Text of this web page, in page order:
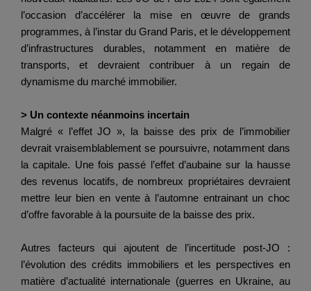
l’occasion d’accélérer la mise en œuvre de grands
programmes, à l’instar du Grand Paris, et le développement
d’infrastructures durables, notamment en matière de
transports, et devraient contribuer à un regain de
dynamisme du marché immobilier.
> Un contexte néanmoins incertain
Malgré « l’effet JO », la baisse des prix de l’immobilier
devrait vraisemblablement se poursuivre, notamment dans
la capitale. Une fois passé l’effet d’aubaine sur la hausse
des revenus locatifs, de nombreux propriétaires devraient
mettre leur bien en vente à l’automne entrainant un choc
d’offre favorable à la poursuite de la baisse des prix.
Autres facteurs qui ajoutent de l’incertitude post-JO :
l’évolution des crédits immobiliers et les perspectives en
matière d’actualité internationale (guerres en Ukraine, au